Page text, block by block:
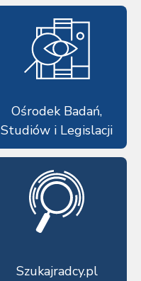
Ośrodek Badań,
Studiów i Legislacji
Szukajradcy.pl